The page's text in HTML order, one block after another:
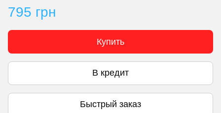
795 грн
Купить
В кредит
Быстрый заказ